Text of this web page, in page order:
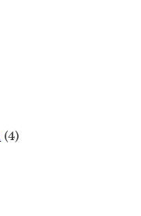
(4)